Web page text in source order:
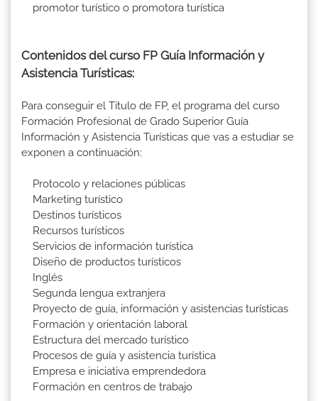
promotor turístico o promotora turística
Contenidos del curso FP Guía Información y
Asistencia Turísticas:
Para conseguir el Título de FP, el programa del curso
Formación Profesional de Grado Superior Guía
Información y Asistencia Turísticas que vas a estudiar se
exponen a continuación:
Protocolo y relaciones públicas
Marketing turístico
Destinos turísticos
Recursos turísticos
Servicios de información turística
Diseño de productos turísticos
Inglés
Segunda lengua extranjera
Proyecto de guía, información y asistencias turísticas
Formación y orientación laboral
Estructura del mercado turístico
Procesos de guía y asistencia turística
Empresa e iniciativa emprendedora
Formación en centros de trabajo